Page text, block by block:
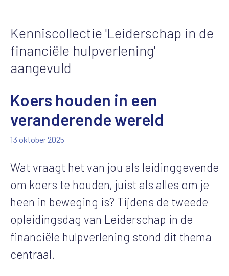
Kenniscollectie 'Leiderschap in de
financiële hulpverlening'
aangevuld
Koers houden in een
veranderende wereld
13 oktober 2025
Wat vraagt het van jou als leidinggevende
om koers te houden, juist als alles om je
heen in beweging is? Tijdens de tweede
opleidingsdag van Leiderschap in de
financiële hulpverlening stond dit thema
centraal.